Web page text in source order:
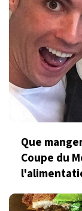
Que
Coupe du